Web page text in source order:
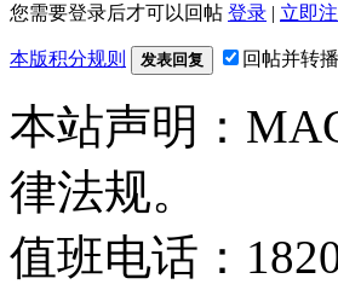
您需要登录后才可以回帖 登录 | 立即
本版积分规则 发表回复 回帖并转播
本站声明：
律法规。
值班电话：